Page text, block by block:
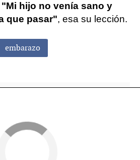
"Mi hijo no venía sano y
que pasar", esa su lección.
embarazo